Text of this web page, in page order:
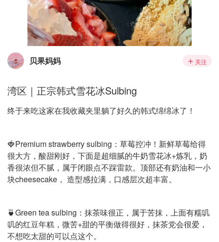
贝果妈妈 关注
湾区｜正宗韩式雪花冰Sulbing
终于来吃这家在我收藏夹里躺了好久的韩式绵绵冰了！
🍓Premium strawberry sulbing：草莓控冲！新鲜草莓给得
很大方，酸甜刚好，下面是超细腻的牛奶雪花冰+炼乳，奶
香很浓但不腻，属于闭眼点不踩雷款。顶部还有奶油和一小
块cheesecake， 造型感拉满，口感层次超丰富。
🍵Green tea sulbing：抹茶味很正，属于苦抹，上面有糯叽
叽的红豆年糕，微苦+甜的平衡做得很好，抹茶党会很爱，
不想吃太甜的可以点这个。